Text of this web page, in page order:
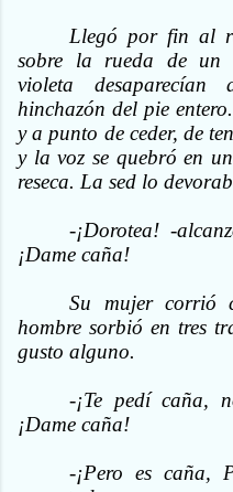
Llegó por fin al
sobre la rueda de un
violeta
hinchazón del pie
y a punto de ceder, de
y la voz se quebró en
reseca. La sed lo
-¡Dorotea! -
¡Dame caña!
Su mujer corrió
hombre sorbió en tres
gusto alguno.
-¡Te pedí caña,
¡Dame caña!
-¡Pero es caña,